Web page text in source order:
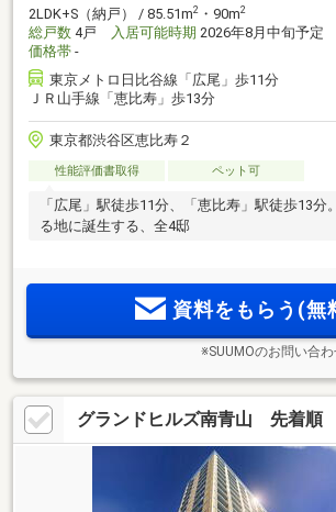
2LDK+S（納戸） / 85.51m2 ・90m2
総戸数 4戸 入居可能時期 2026年8月中旬予定
価格帯 -
東京メトロ日比谷線「広尾」歩11分
ＪＲ山手線「恵比寿」歩13分
東京都渋谷区恵比寿２
性能評価書取得 ペット可
「広尾」駅徒歩11分、「恵比寿」駅徒歩13分
る地に誕生する、全4邸
資料をもらう(無
※SUUMOのお問い合
グランドヒルズ南青山 先着順